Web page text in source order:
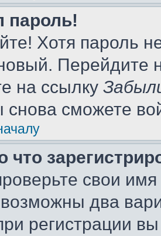
пароль!
Хотя пароль
Перейдите
на ссылку
снова сможете
что
свои
два
регистрации